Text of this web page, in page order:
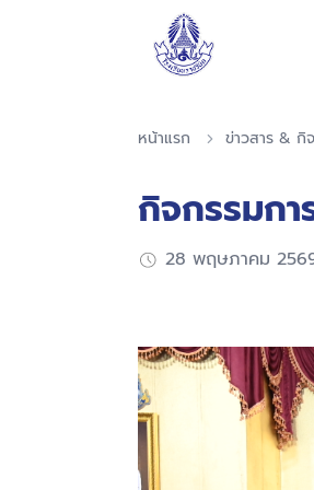
หน้าแรก ข่าวสาร & กิ
กิจกรรมกา
28 พฤษภาคม